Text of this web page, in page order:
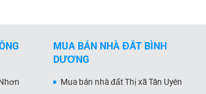
MUA BÁN NHÀ ĐẤT BÌNH
DƯƠNG
Mua bán nhà đất Thị xã Tân Uyên